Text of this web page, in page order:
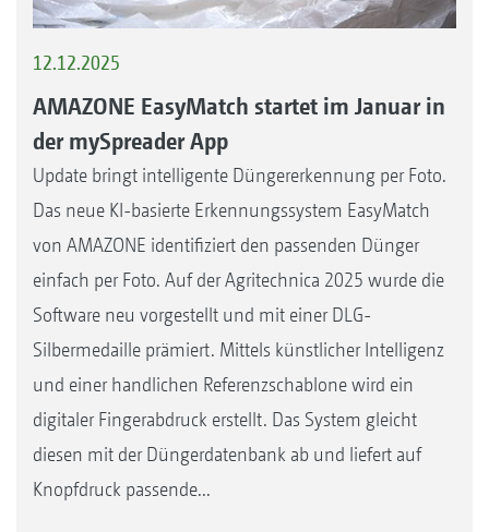
12.12.2025
AMAZONE EasyMatch startet im Januar in
der mySpreader App
Update bringt intelligente Düngererkennung per Foto.
Das neue KI-basierte Erkennungssystem EasyMatch
von AMAZONE identifiziert den passenden Dünger
einfach per Foto. Auf der Agritechnica 2025 wurde die
Software neu vorgestellt und mit einer DLG-
Silbermedaille prämiert. Mittels künstlicher Intelligenz
und einer handlichen Referenzschablone wird ein
digitaler Fingerabdruck erstellt. Das System gleicht
diesen mit der Düngerdatenbank ab und liefert auf
Knopfdruck passende...